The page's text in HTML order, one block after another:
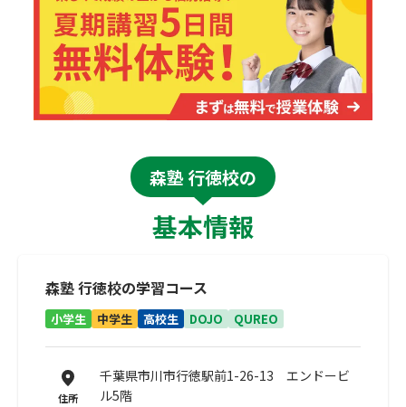
森塾 行徳校の
基本情報
森塾 行徳校の学習コース
小学生 中学生 高校生 DOJO QUREO
住所
千葉県市川市行徳駅前1-26-13 エンドービ
ル5階